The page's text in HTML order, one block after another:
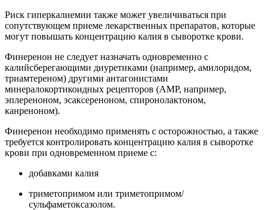
Риск гиперкалиемии также может увеличиваться при
сопутствующем приеме лекарственных препаратов, которые
могут повышать концентрацию калия в сыворотке крови.
Финеренон не следует назначать одновременно с
калийсберегающими диуретиками (например, амилоридом,
триамтереном) другими антагонистами
минералокортикоидных рецепторов (АМР, например,
эплереноном, эсаксереноном, спиронолактоном,
канреноном).
Финеренон необходимо применять с осторожностью, а также
требуется контролировать концентрацию калия в сыворотке
крови при одновременном приеме с:
добавками калия
триметопримом или триметопримом/
сульфаметоксазолом.